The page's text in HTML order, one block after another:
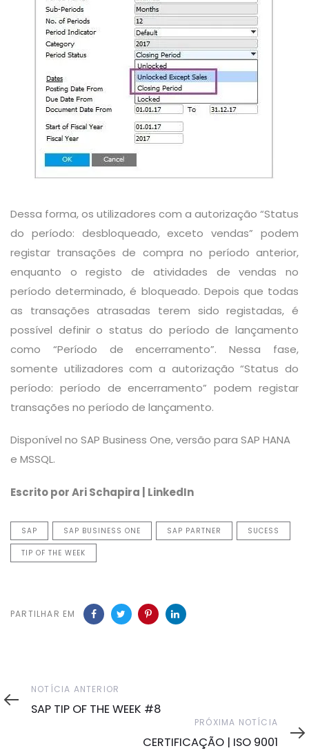
Dessa forma, os utilizadores com a autorização “Status
do período: desbloqueado, exceto vendas” podem
registar transações de compra no período anterior,
enquanto o registo de atividades de vendas no
período determinado, é bloqueado. Depois que todas
as transações atrasadas terem sido registadas, é
possível definir o status do período de lançamento
como “Período de encerramento”. Nessa fase,
somente utilizadores com a autorização “Status do
período: período de encerramento” podem registar
transações no período de lançamento.
Disponível no SAP Business One, versão para SAP HANA
e MSSQL.
Escrito por Ari Schapira | LinkedIn
SAP SAP BUSINESS ONE SAP PARTNER SUCESS
TIP OF THE WEEK
PARTILHAR EM
Notícia
Anterior
NOTÍCIA ANTERIOR
SAP TIP OF THE WEEK #8
Notícia
PRÓXIMA NOTÍCIA
CERTIFICAÇÃO | ISO 9001